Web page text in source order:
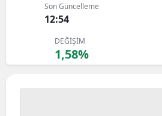
Son Güncelleme
12:54
DEĞİŞİM
1,58%